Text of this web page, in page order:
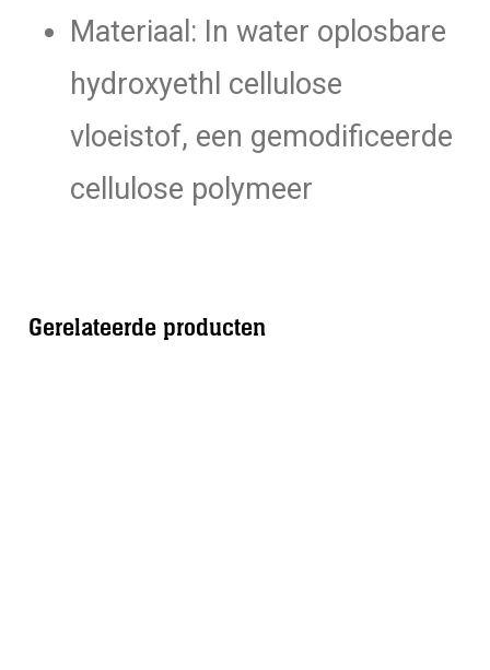
Materiaal: In water oplosbare
hydroxyethl cellulose
vloeistof, een gemodificeerde
cellulose polymeer
Gerelateerde producten